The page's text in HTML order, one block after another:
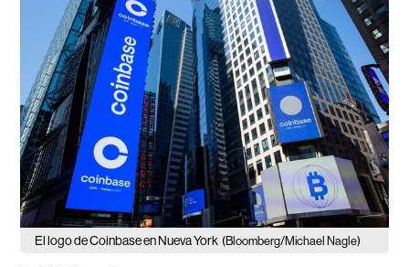
El logo de Coinbase en Nueva York (Bloomberg/Michael Nagle)